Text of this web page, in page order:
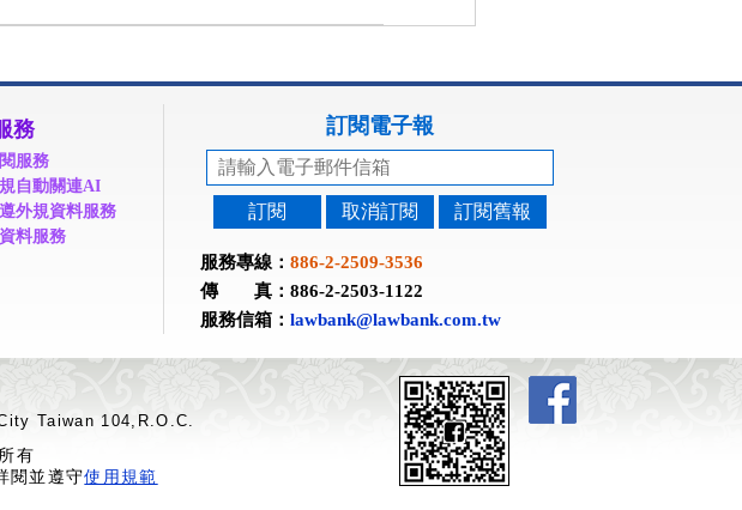
務
服務
自動關連AI
外規資料服務
料服務
訂閱電子報
訂閱 取消訂閱 訂閱舊報
服務專線： 886-2-2509-3536
傳 真：886-2-2503-1122
服務信箱： lawbank@lawbank.com.tw
Taiwan 104,R.O.C.
有
閱並遵守使用規範